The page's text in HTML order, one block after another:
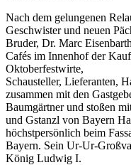
Nach dem gelungenen
Geschwister und neuen
Bruder, Dr. Marc
Cafés im Innenhof der
Oktoberfestwirte,
Schausteller, Lieferanten,
zusammen mit den
Baumgärtner und stoßen
und Gstanzl von Bayern
höchstpersönlich beim
Bayern. Sein Ur-Ur-
König Ludwig I.